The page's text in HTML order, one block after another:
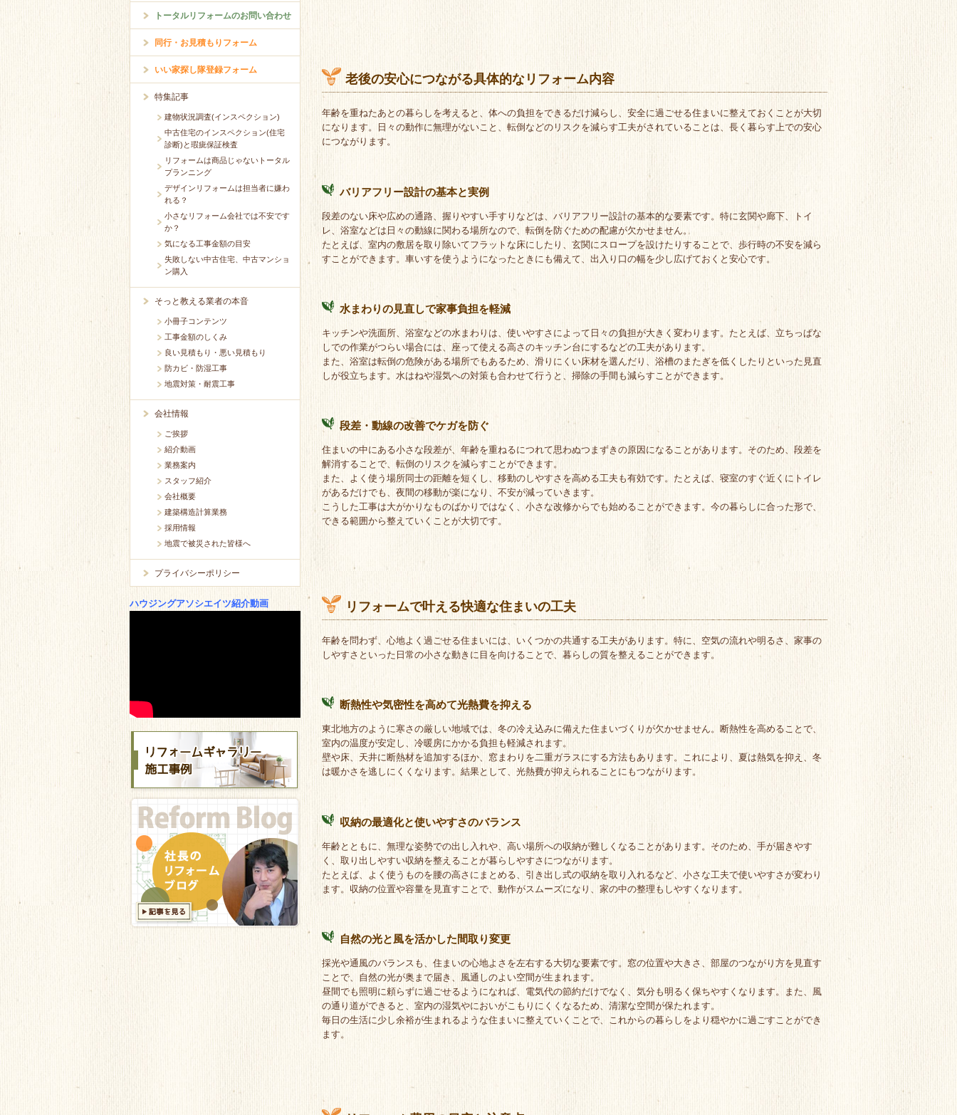
老後の安心につながる具体的なリフォーム内容
年齢を重ねたあとの暮らしを考えると、体への負担をできるだけ減らし、安全に過ごせる住まいに整えておくことが大切
になります。日々の動作に無理がないこと、転倒などのリスクを減らす工夫がされていることは、長く暮らす上での安心
につながります。
バリアフリー設計の基本と実例
段差のない床や広めの通路、握りやすい手すりなどは、バリアフリー設計の基本的な要素です。特に玄関や廊下、トイ
レ、浴室などは日々の動線に関わる場所なので、転倒を防ぐための配慮が欠かせません。
たとえば、室内の敷居を取り除いてフラットな床にしたり、玄関にスロープを設けたりすることで、歩行時の不安を減ら
すことができます。車いすを使うようになったときにも備えて、出入り口の幅を少し広げておくと安心です。
水まわりの見直しで家事負担を軽減
キッチンや洗面所、浴室などの水まわりは、使いやすさによって日々の負担が大きく変わります。たとえば、立ちっぱな
しでの作業がつらい場合には、座って使える高さのキッチン台にするなどの工夫があります。
また、浴室は転倒の危険がある場所でもあるため、滑りにくい床材を選んだり、浴槽のまたぎを低くしたりといった見直
しが役立ちます。水はねや湿気への対策も合わせて行うと、掃除の手間も減らすことができます。
段差・動線の改善でケガを防ぐ
住まいの中にある小さな段差が、年齢を重ねるにつれて思わぬつまずきの原因になることがあります。そのため、段差を
解消することで、転倒のリスクを減らすことができます。
また、よく使う場所同士の距離を短くし、移動のしやすさを高める工夫も有効です。たとえば、寝室のすぐ近くにトイレ
があるだけでも、夜間の移動が楽になり、不安が減っていきます。
こうした工事は大がかりなものばかりではなく、小さな改修からでも始めることができます。今の暮らしに合った形で、
できる範囲から整えていくことが大切です。
リフォームで叶える快適な住まいの工夫
年齢を問わず、心地よく過ごせる住まいには、いくつかの共通する工夫があります。特に、空気の流れや明るさ、家事の
しやすさといった日常の小さな動きに目を向けることで、暮らしの質を整えることができます。
断熱性や気密性を高めて光熱費を抑える
東北地方のように寒さの厳しい地域では、冬の冷え込みに備えた住まいづくりが欠かせません。断熱性を高めることで、
室内の温度が安定し、冷暖房にかかる負担も軽減されます。
壁や床、天井に断熱材を追加するほか、窓まわりを二重ガラスにする方法もあります。これにより、夏は熱気を抑え、冬
は暖かさを逃しにくくなります。結果として、光熱費が抑えられることにもつながります。
収納の最適化と使いやすさのバランス
年齢とともに、無理な姿勢での出し入れや、高い場所への収納が難しくなることがあります。そのため、手が届きやす
く、取り出しやすい収納を整えることが暮らしやすさにつながります。
たとえば、よく使うものを腰の高さにまとめる、引き出し式の収納を取り入れるなど、小さな工夫で使いやすさが変わり
ます。収納の位置や容量を見直すことで、動作がスムーズになり、家の中の整理もしやすくなります。
自然の光と風を活かした間取り変更
採光や通風のバランスも、住まいの心地よさを左右する大切な要素です。窓の位置や大きさ、部屋のつながり方を見直す
ことで、自然の光が奥まで届き、風通しのよい空間が生まれます。
昼間でも照明に頼らずに過ごせるようになれば、電気代の節約だけでなく、気分も明るく保ちやすくなります。また、風
の通り道ができると、室内の湿気やにおいがこもりにくくなるため、清潔な空間が保たれます。
毎日の生活に少し余裕が生まれるような住まいに整えていくことで、これからの暮らしをより穏やかに過ごすことができ
ます。
トータルリフォームのお問い合わせ
同行・お見積もりフォーム
いい家探し隊登録フォーム
特集記事
建物状況調査(インスペクション)
中古住宅のインスペクション(住宅
診断)と瑕疵保証検査
リフォームは商品じゃないトータル
プランニング
デザインリフォームは担当者に嫌わ
れる？
小さなリフォーム会社では不安です
か？
気になる工事金額の目安
失敗しない中古住宅、中古マンショ
ン購入
そっと教える業者の本音
小冊子コンテンツ
工事金額のしくみ
良い見積もり・悪い見積もり
防カビ・防湿工事
地震対策・耐震工事
会社情報
ご挨拶
紹介動画
業務案内
スタッフ紹介
会社概要
建築構造計算業務
採用情報
地震で被災された皆様へ
プライバシーポリシー
ハウジングアソシエイツ紹介動画